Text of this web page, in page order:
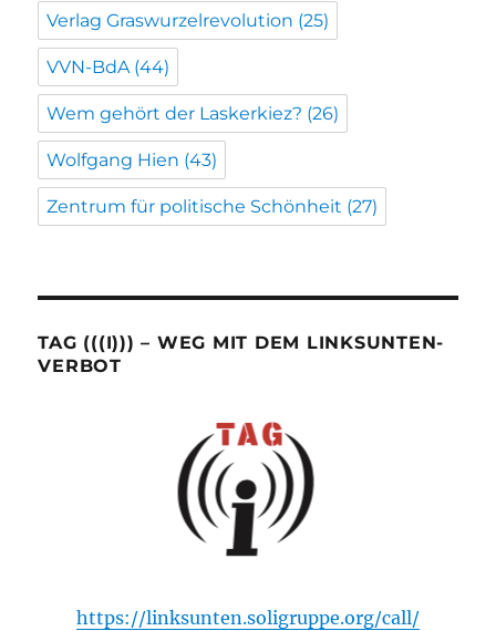
Verlag Graswurzelrevolution (25)
VVN-BdA(44)
Wem gehört der Laskerkiez? (26)
Wolfgang Hien (43)
Zentrum für politische Schönheit (27)
TAG (((I))) – WEG MIT DEM LINKSUNTEN-
VERBOT
https://linksunten.soligruppe.org/call/